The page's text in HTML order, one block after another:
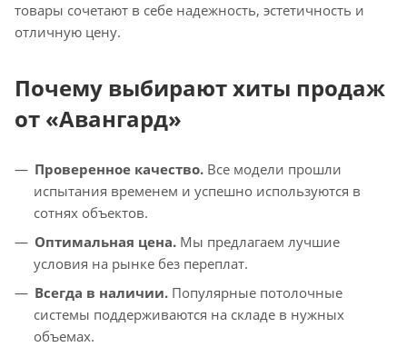
товары сочетают в себе надежность, эстетичность и
отличную цену.
Почему выбирают хиты продаж
от «Авангард»
Проверенное качество. Все модели прошли
испытания временем и успешно используются в
сотнях объектов.
Оптимальная цена. Мы предлагаем лучшие
условия на рынке без переплат.
Всегда в наличии. Популярные потолочные
системы поддерживаются на складе в нужных
объемах.